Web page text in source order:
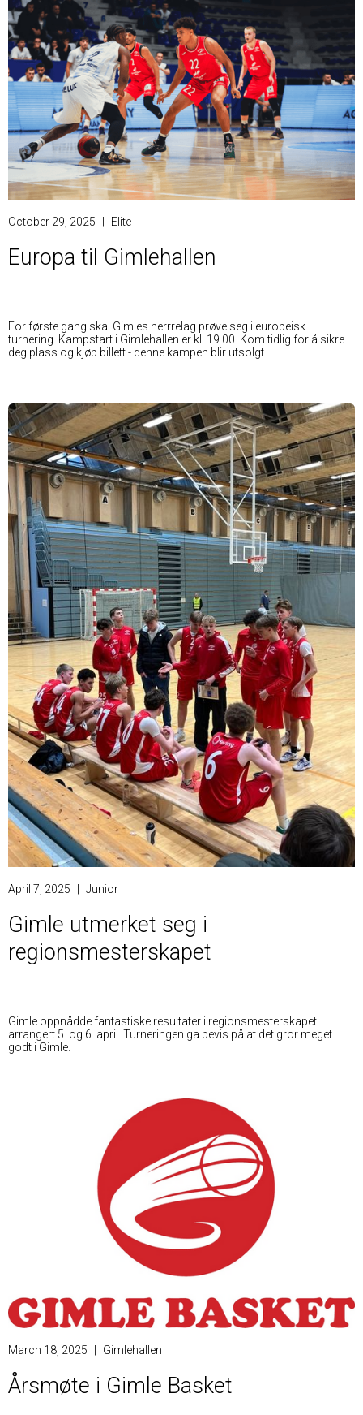
October 29, 2025 Elite
Europa til Gimlehallen
For første gang skal Gimles herrrelag prøve seg i europeisk
turnering. Kampstart i Gimlehallen er kl. 19.00. Kom tidlig for å sikre
deg plass og kjøp billett - denne kampen blir utsolgt.
April 7, 2025 Junior
Gimle utmerket seg i
regionsmesterskapet
Gimle oppnådde fantastiske resultater i regionsmesterskapet
arrangert 5. og 6. april. Turneringen ga bevis på at det gror meget
godt i Gimle.
March 18, 2025 Gimlehallen
Årsmøte i Gimle Basket